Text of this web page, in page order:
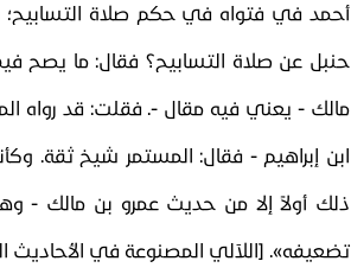
أحمد في فتواه في حكم صلاة
حنبل عن صلاة التسابيح؟ فقال: ما يصح
مالك - يعني فيه مقال -. فقلت: قد رواه
ابن إبراهيم - فقال: المستمر شيخ ثقة.
ذلك أولاً إلا من حديث عمرو بن مالك -
تضعيفه». [اللآلي المصنوعة في الأحاديث